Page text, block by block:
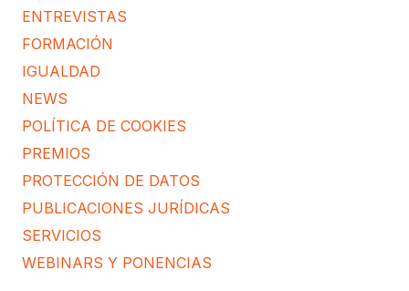
ENTREVISTAS
FORMACIÓN
IGUALDAD
NEWS
POLÍTICA DE COOKIES
PREMIOS
PROTECCIÓN DE DATOS
PUBLICACIONES JURÍDICAS
SERVICIOS
WEBINARS Y PONENCIAS